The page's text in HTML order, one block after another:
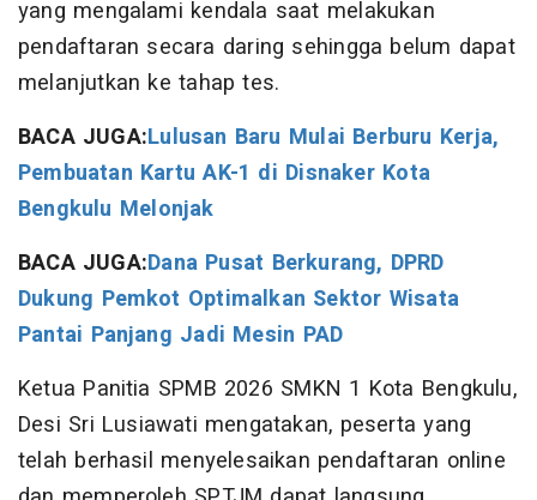
yang mengalami kendala saat melakukan
pendaftaran secara daring sehingga belum dapat
melanjutkan ke tahap tes.
BACA JUGA:Lulusan Baru Mulai Berburu Kerja,
Pembuatan Kartu AK-1 di Disnaker Kota
Bengkulu Melonjak
BACA JUGA:Dana Pusat Berkurang, DPRD
Dukung Pemkot Optimalkan Sektor Wisata
Pantai Panjang Jadi Mesin PAD
Ketua Panitia SPMB 2026 SMKN 1 Kota Bengkulu,
Desi Sri Lusiawati mengatakan, peserta yang
telah berhasil menyelesaikan pendaftaran online